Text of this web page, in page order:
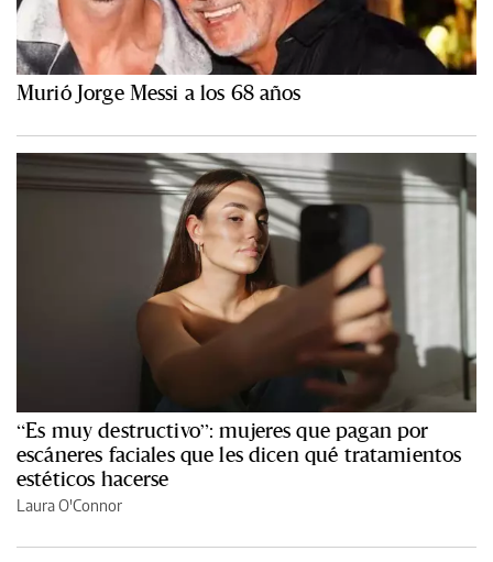
Murió Jorge Messi a los 68 años
“Es muy destructivo”: mujeres que pagan por
escáneres faciales que les dicen qué tratamientos
estéticos hacerse
Laura O'Connor